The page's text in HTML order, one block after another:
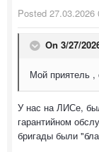
Posted 27.03.2026
On 3/27/
Мой приятель ,
У нас на ЛИСе,
гарантийном
бригады были